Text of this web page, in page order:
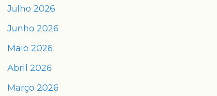
Julho 2026
Junho 2026
Maio 2026
Abril 2026
Março 2026